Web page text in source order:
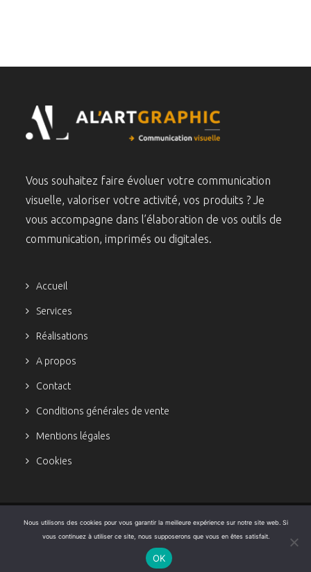
Vous souhaitez faire évoluer votre communication
visuelle, valoriser votre activité, vos produits ? Je
vous accompagne dans l’élaboration de vos outils de
communication, imprimés ou digitales.
Accueil
Services
Réalisations
A propos
Contact
Conditions générales de vente
Mentions légales
Cookies
Nous utilisons des cookies pour vous garantir la meilleure expérience sur notre site web. Si
vous continuez à utiliser ce site, nous supposerons que vous en êtes satisfait.
OK